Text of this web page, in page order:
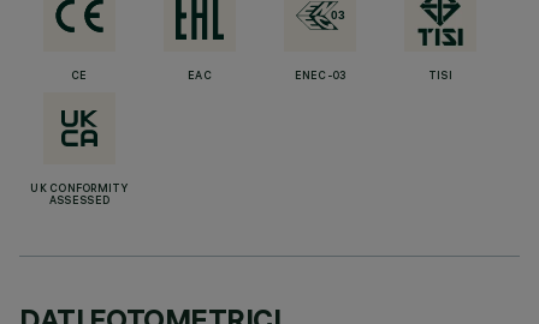
CE EAC ENEC-03 TISI
UK CONFORMITY
ASSESSED